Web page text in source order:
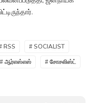
RSS
# SOCIALIST
# ஆர்எஸ்எஸ்
# சோசலிஸ்ட்